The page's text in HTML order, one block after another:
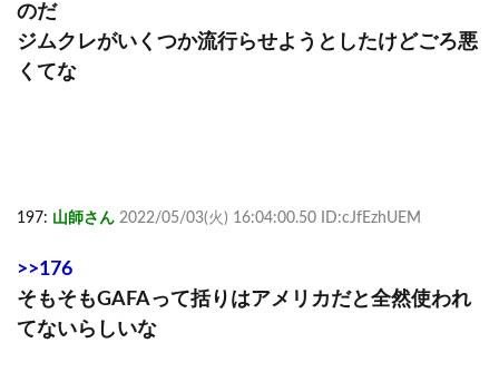
のだ
ジムクレがいくつか流行らせようとしたけどごろ悪
くてな
197: 山師さん 2022/05/03(火) 16:04:00.50 ID:cJfEzhUEM
>>176
そもそもGAFAって括りはアメリカだと全然使われ
てないらしいな